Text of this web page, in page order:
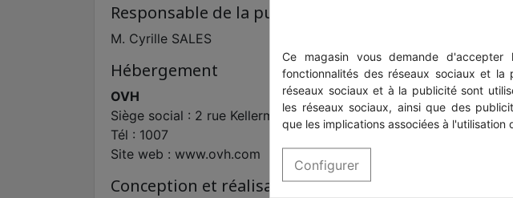
Responsable de la publication
M. Cyrille SALES
Hébergement
OVH
Siège social : 2 rue Kellermann – 59100 Roubaix – France
Tél : 1007
Site web : www.ovh.com
Conception et réalisation
Ce magasin vous demande
fonctionnalités des réseaux sociaux et
réseaux sociaux et à la publicité sont
les réseaux sociaux, ainsi que des
que les implications associées à l'utilisation
Configurer